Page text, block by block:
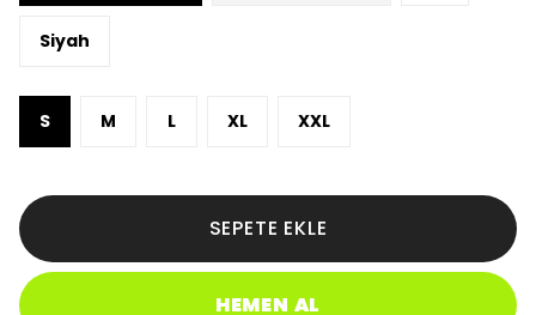
Siyah
S M L XL XXL
SEPETE EKLE
HEMEN AL